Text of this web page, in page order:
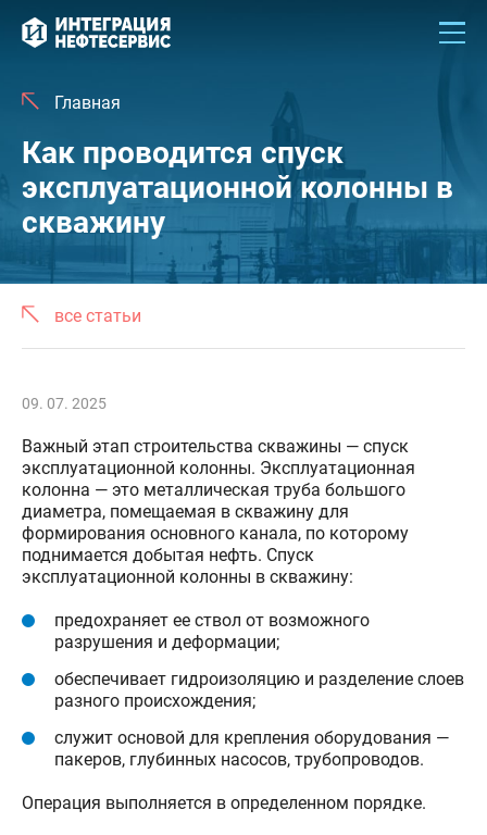
Главная
Как проводится спуск
эксплуатационной колонны в
скважину
все статьи
09. 07. 2025
Важный этап строительства скважины — спуск
эксплуатационной колонны. Эксплуатационная
колонна — это металлическая труба большого
диаметра, помещаемая в скважину для
формирования основного канала, по которому
поднимается добытая нефть. Спуск
эксплуатационной колонны в скважину:
предохраняет ее ствол от возможного
разрушения и деформации;
обеспечивает гидроизоляцию и разделение слоев
разного происхождения;
служит основой для крепления оборудования —
пакеров, глубинных насосов, трубопроводов.
Операция выполняется в определенном порядке.